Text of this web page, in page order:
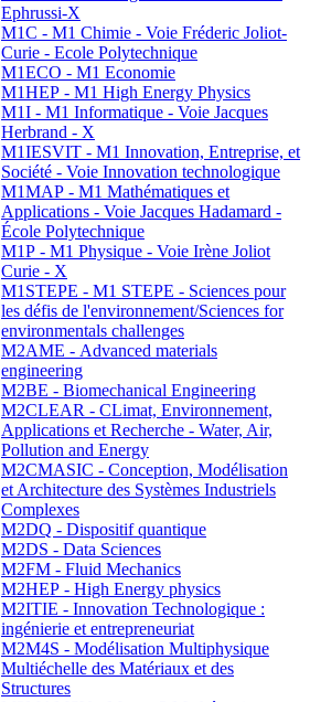
Ephrussi-X
M1C - M1 Chimie - Voie Fréderic Joliot-
Curie - Ecole Polytechnique
M1ECO - M1 Economie
M1HEP - M1 High Energy Physics
M1I - M1 Informatique - Voie Jacques
Herbrand - X
M1IESVIT - M1 Innovation, Entreprise, et
Société - Voie Innovation technologique
M1MAP - M1 Mathématiques et
Applications - Voie Jacques Hadamard -
École Polytechnique
M1P - M1 Physique - Voie Irène Joliot
Curie - X
M1STEPE - M1 STEPE - Sciences pour
les défis de l'environnement/Sciences for
environmentals challenges
M2AME - Advanced materials
engineering
M2BE - Biomechanical Engineering
M2CLEAR - CLimat, Environnement,
Applications et Recherche - Water, Air,
Pollution and Energy
M2CMASIC - Conception, Modélisation
et Architecture des Systèmes Industriels
Complexes
M2DQ - Dispositif quantique
M2DS - Data Sciences
M2FM - Fluid Mechanics
M2HEP - High Energy physics
M2ITIE - Innovation Technologique :
ingénierie et entrepreneuriat
M2M4S - Modélisation Multiphysique
Multiéchelle des Matériaux et des
Structures